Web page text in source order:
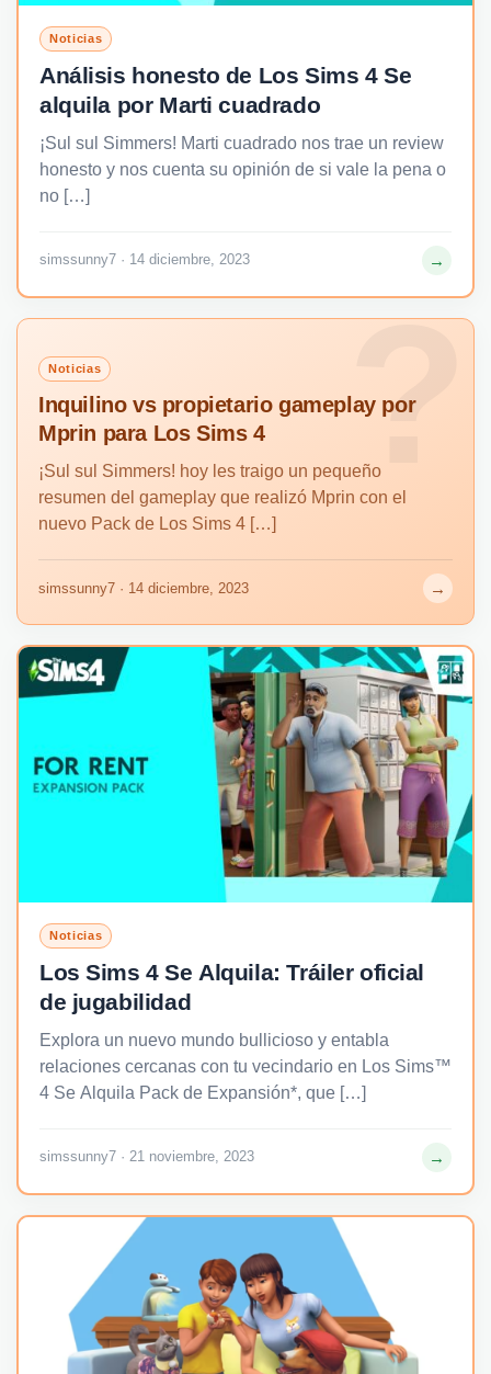
Noticias
Análisis honesto de Los Sims 4 Se
alquila por Marti cuadrado
¡Sul sul Simmers! Marti cuadrado nos trae un review
honesto y nos cuenta su opinión de si vale la pena o
no […]
simssunny7 · 14 diciembre, 2023 →
Noticias
Inquilino vs propietario gameplay por
Mprin para Los Sims 4
¡Sul sul Simmers! hoy les traigo un pequeño
resumen del gameplay que realizó Mprin con el
nuevo Pack de Los Sims 4 […]
simssunny7 · 14 diciembre, 2023 →
Noticias
Los Sims 4 Se Alquila: Tráiler oficial
de jugabilidad
Explora un nuevo mundo bullicioso y entabla
relaciones cercanas con tu vecindario en Los Sims™
4 Se Alquila Pack de Expansión*, que […]
simssunny7 · 21 noviembre, 2023 →